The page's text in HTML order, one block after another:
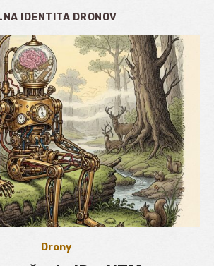
IDENTITA DRONOV
Drony